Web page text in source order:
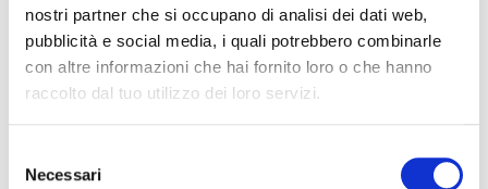
nostri partner che si occupano di analisi dei dati web,
pubblicità e social media, i quali potrebbero combinarle
con altre informazioni che hai fornito loro o che hanno
raccolto dal tuo utilizzo dei loro servizi.
delNecessari
dorata).
Sbucciate lo spicchio d'aglio e fatelo
soffriggere in padella con 2 cucchiai di olio.
Aggiungete all'aglio lapassata classica Pomì
Versate la salsa in una ciotola e servite con le
fette di avocado.